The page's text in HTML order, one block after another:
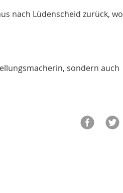
nach Lüdenscheid zurück, wo
sondern auch